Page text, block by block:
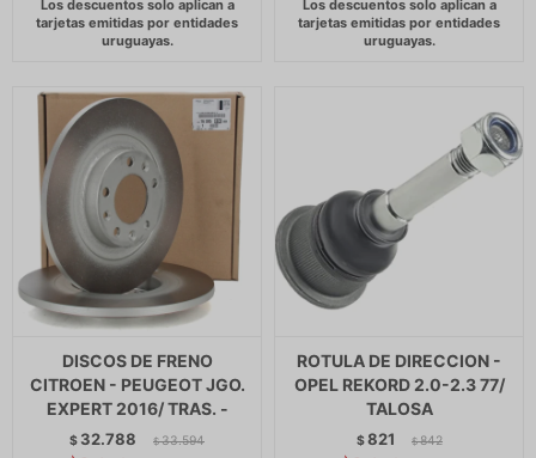
DISCOS DE FRENO
CITROEN - PEUGEOT JGO.
EXPERT 2016/ TRAS. -
$ 32.788 $ 33.594
ROTULA DE DIRECCION -
OPEL REKORD 2.0-2.3 77/
TALOSA
$821 $ 842